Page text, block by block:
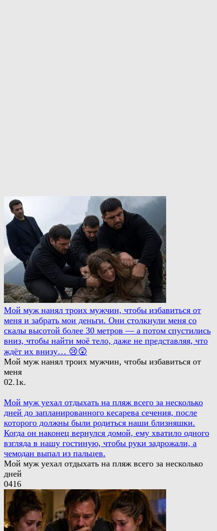
Мой муж нанял троих мужчин, чтобы избавиться от
меня и забрать мои деньги. Они столкнули меня со
скалы высотой более 30 метров — а потом спустились
вниз, чтобы найти моё тело, даже не представляя, что
ждёт их внизу… 😢😲
Мой муж нанял троих мужчин, чтобы избавиться от
меня
02.1к.
Мой муж уехал отдыхать на пляж всего за несколько
дней до запланированного кесарева сечения, после
которого должны были родиться наши близняшки.
Когда он наконец вернулся домой, ему хватило одного
взгляда в нашу гостиную, чтобы руки задрожали, а
чемодан выпал из пальцев.
Мой муж уехал отдыхать на пляж всего за несколько
дней
0416